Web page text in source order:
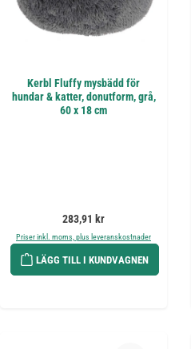
Kerbl Fluffy mysbädd för
hundar & katter, donutform, grå,
60 x 18 cm
Ordinarie pris:
283,91 kr
Priser inkl. moms, plus leveranskostnader
LÄGG TILL I KUNDVAGNEN